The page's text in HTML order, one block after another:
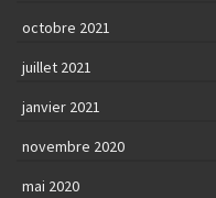
octobre 2021
juillet 2021
janvier 2021
novembre 2020
mai 2020